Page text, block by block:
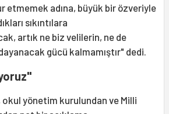
etmemek adına, büyük bir özveriyle
sıkıntılara
artık ne biz velilerin, ne de
gücü kalmamıştır" dedi.
okul yönetim kurulundan ve Milli